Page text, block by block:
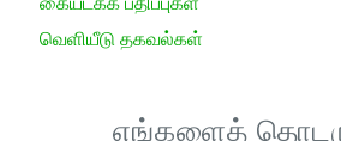
வெளியீடு தகவல்கள்
எங்களைத்